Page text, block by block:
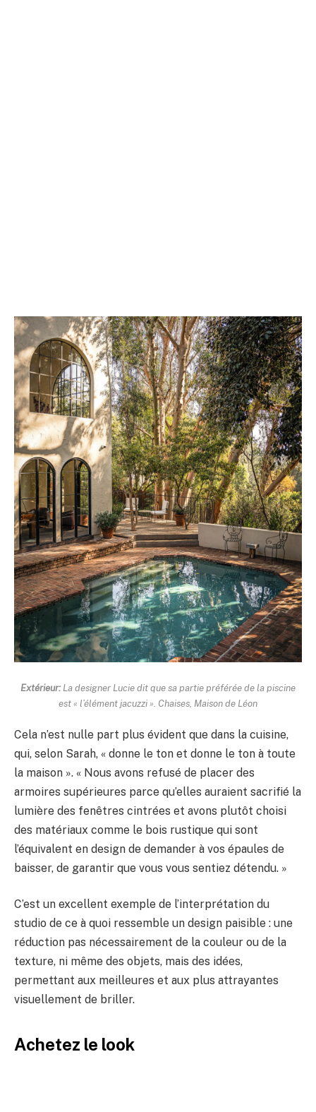
Extérieur: La designer Lucie dit que sa partie préférée de la piscine
est « l’élément jacuzzi ». Chaises, Maison de Léon
Cela n’est nulle part plus évident que dans la cuisine,
qui, selon Sarah, « donne le ton et donne le ton à toute
la maison ». « Nous avons refusé de placer des
armoires supérieures parce qu’elles auraient sacrifié la
lumière des fenêtres cintrées et avons plutôt choisi
des matériaux comme le bois rustique qui sont
l’équivalent en design de demander à vos épaules de
baisser, de garantir que vous vous sentiez détendu. »
C’est un excellent exemple de l’interprétation du
studio de ce à quoi ressemble un design paisible : une
réduction pas nécessairement de la couleur ou de la
texture, ni même des objets, mais des idées,
permettant aux meilleures et aux plus attrayantes
visuellement de briller.
Achetez le look